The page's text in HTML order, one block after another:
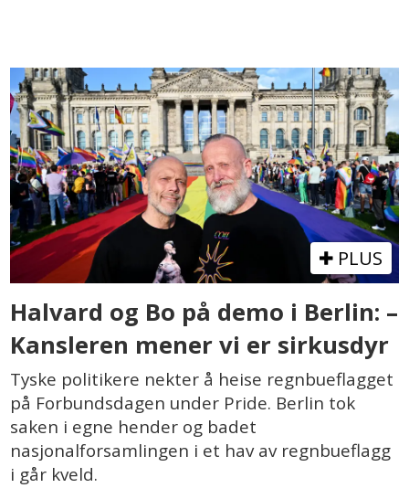
PLUS
Halvard og Bo på demo i Berlin: –
Kansleren mener vi er sirkusdyr
Tyske politikere nekter å heise regnbueflagget
på Forbundsdagen under Pride. Berlin tok
saken i egne hender og badet
nasjonalforsamlingen i et hav av regnbueflagg
i går kveld.